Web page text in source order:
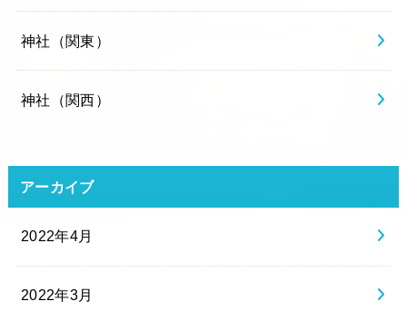
神社（関東）
神社（関西）
アーカイブ
2022年4月
2022年3月